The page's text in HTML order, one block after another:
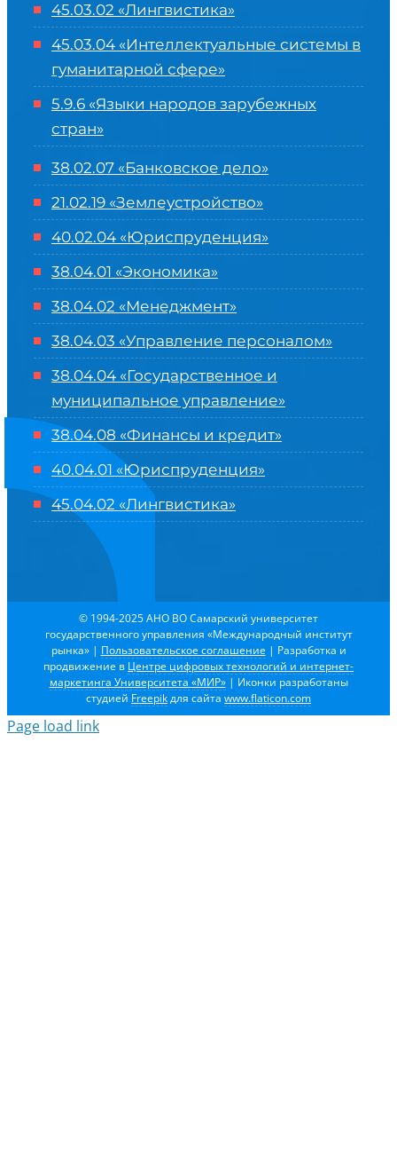
45.03.02 «Лингвистика»
45.03.04 «Интеллектуальные системы в
гуманитарной сфере»
5.9.6 «Языки народов зарубежных
стран»
38.02.07 «Банковское дело»
21.02.19 «Землеустройство»
40.02.04 «Юриспруденция»
38.04.01 «Экономика»
38.04.02 «Менеджмент»
38.04.03 «Управление персоналом»
38.04.04 «Государственное и
муниципальное управление»
38.04.08 «Финансы и кредит»
40.04.01 «Юриспруденция»
45.04.02 «Лингвистика»
© 1994-2025 АНО ВО Самарский университет
государственного управления «Международный институт
рынка» | Пользовательское соглашение | Разработка и
продвижение в Центре цифровых технологий и интернет-
маркетинга Университета «МИР»| Иконки разработаны
студией Freepikдля сайта www.flaticon.com
Page load link